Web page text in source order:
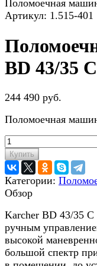
Поломоечная
Артикул: 1.515-401
BD 43/35
244 490 руб.
Поломоечная
Купить
Категории:
Обзор
Karcher BD 43/35 C
ручным
высокой
большой спектр